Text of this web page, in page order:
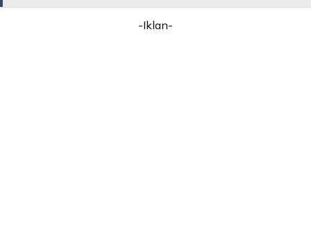
-Iklan-